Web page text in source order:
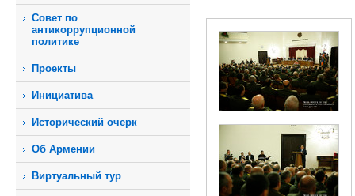
Совет по
антикоррупционной
политике
Проекты
Инициатива
Исторический очерк
Об Армении
Виртуальный тур